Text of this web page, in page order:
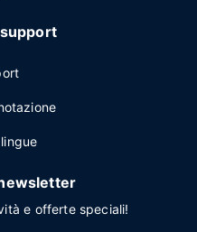
e offerte speciali!